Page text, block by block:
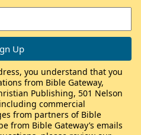
you understand that you
from Bible Gateway,
Publishing, 501 Nelson
commercial
from partners of Bible
from Bible Gateway’s emails